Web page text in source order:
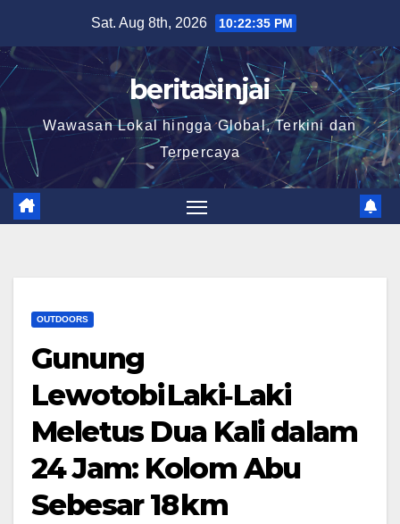
content
Sat. Aug 8th, 2026 10:22:35 PM
beritasinjai
Wawasan Lokal hingga Global, Terkini dan
Terpercaya
OUTDOORS
Gunung
Lewotobi Laki‑Laki
Meletus Dua Kali dalam
24 Jam: Kolom Abu
Sebesar 18 km